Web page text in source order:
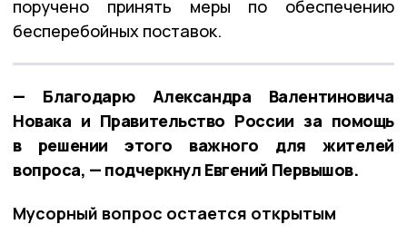
поручено принять меры по обеспечению
бесперебойных поставок.
— Благодарю Александра Валентиновича
Новака и Правительство России за помощь
в решении этого важного для жителей
вопроса, — подчеркнул Евгений Первышов.
Мусорный вопрос остается открытым